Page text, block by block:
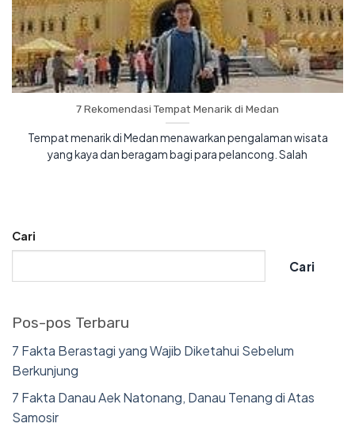
7 Rekomendasi Tempat Menarik di Medan
Tempat menarik di Medan menawarkan pengalaman wisata
yang kaya dan beragam bagi para pelancong. Salah
Cari
Cari
Pos-pos Terbaru
7 Fakta Berastagi yang Wajib Diketahui Sebelum
Berkunjung
7 Fakta Danau Aek Natonang, Danau Tenang di Atas
Samosir